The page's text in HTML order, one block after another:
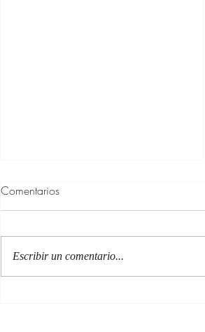
Comentarios
Escribir un comentario...